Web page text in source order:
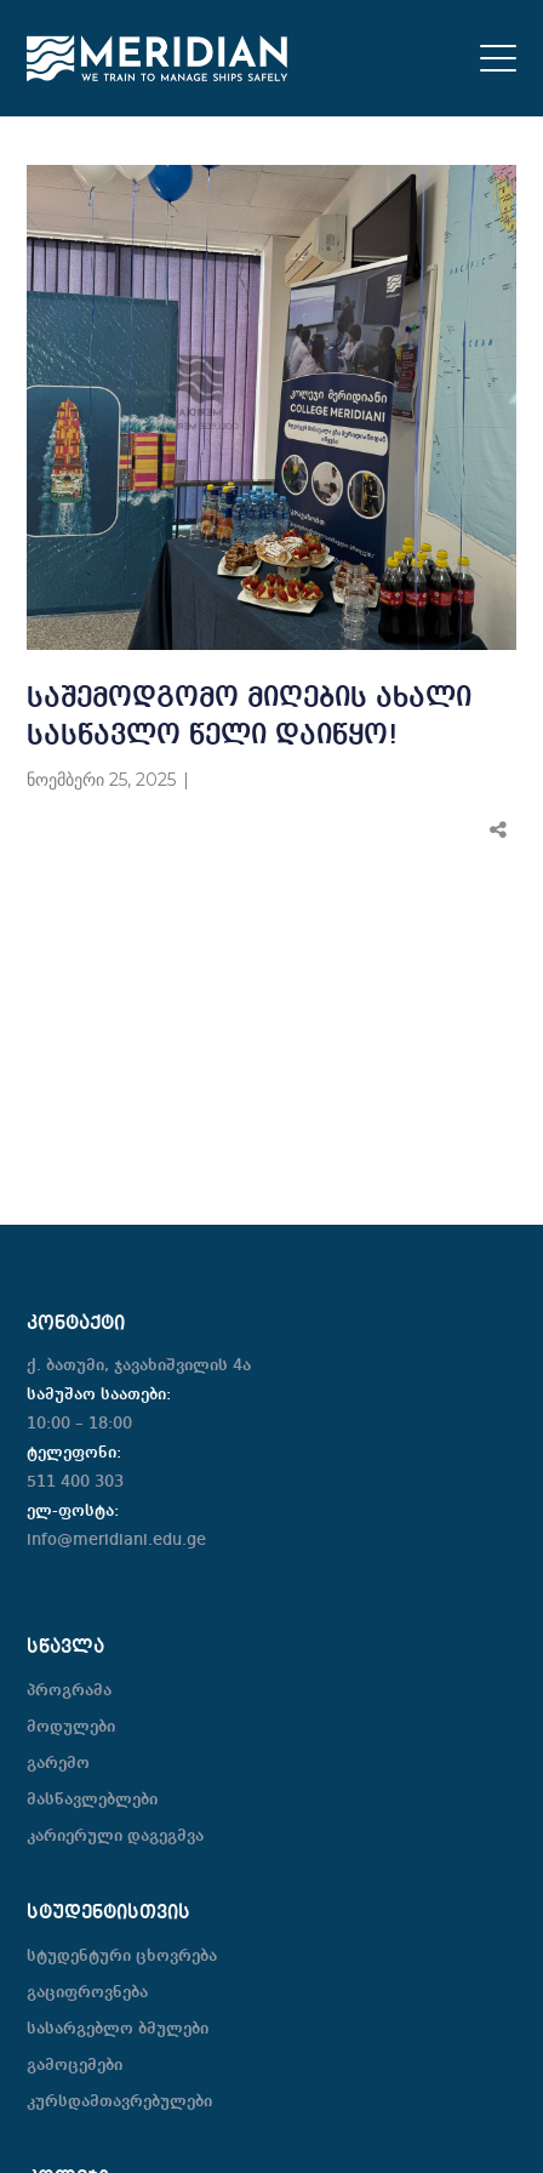
საშემოდგომო მიღების ახალი
სასწავლო წელი დაიწყო!
ნოემბერი 25, 2025
ᲙᲝᲜᲢᲐᲥᲢᲘ
ქ. ბათუმი, ჯავახიშვილის 4ა
სამუშაო საათები:
10:00 – 18:00
ტელეფონი:
511 400 303
ელ-ფოსტა:
info@meridiani.edu.ge
ᲡᲬᲐᲕᲚᲐ
პროგრამა
მოდულები
გარემო
მასწავლებლები
კარიერული დაგეგმვა
ᲡᲢᲣᲓᲔᲜᲢᲘᲡᲗᲕᲘᲡ
სტუდენტური ცხოვრება
გაციფროვნება
სასარგებლო ბმულები
გამოცემები
კურსდამთავრებულები